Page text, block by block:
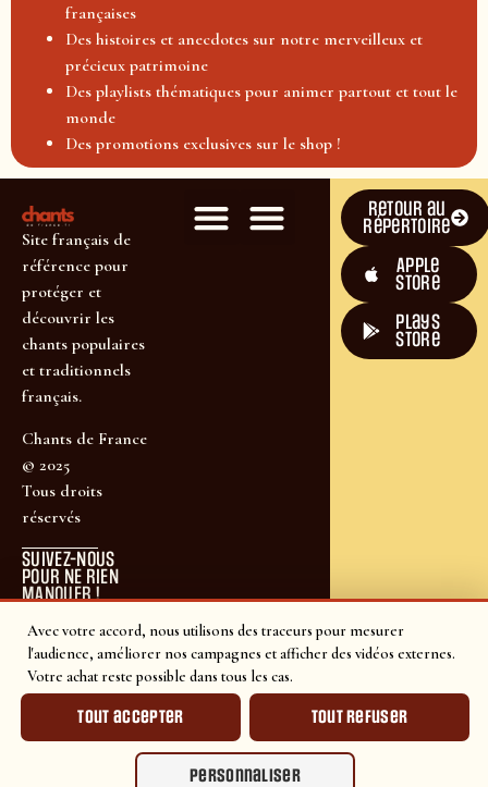
Avec votre accord, nous utilisons des traceurs pour mesurer
l'audience, améliorer nos campagnes et afficher des vidéos externes.
Votre achat reste possible dans tous les cas.
Tout accepter Tout refuser
Personnaliser
françaises
Des histoires et anecdotes sur notre merveilleux et
précieux patrimoine
Des playlists thématiques pour animer partout et tout le
monde
Des promotions exclusives sur le shop !
Site français de
référence pour
protéger et
découvrir les
chants populaires
et traditionnels
français.
Chants de France
© 2025
Tous droits
réservés
SUIVEZ-NOUS
POUR NE RIEN
MANQUER !
Retour au
répertoire
Apple
Store
plays
store